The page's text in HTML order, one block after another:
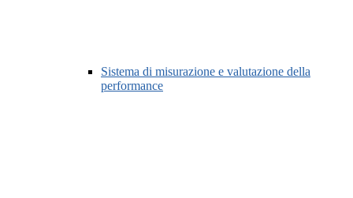
Sistema di misurazione e valutazione della
performance